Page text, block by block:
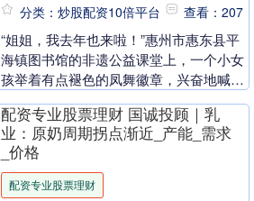
分类：炒股配资10倍平台 查看：207
“姐姐，我去年也来啦！”惠州市惠东县平
海镇图书馆的非遗公益课堂上，一个小女
孩举着有点褪色的凤舞徽章，兴奋地喊
惠东非遗打交道的....
配资专业股票理财 国诚投顾｜乳
业：原奶周期拐点渐近_产能_需求
_价格
配资专业股票理财